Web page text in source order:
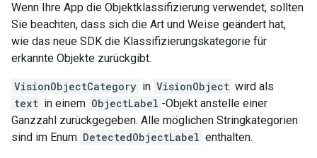
Wenn Ihre App die Objektklassifizierung verwendet, sollten
Sie beachten, dass sich die Art und Weise geändert hat,
wie das neue SDK die Klassifizierungskategorie für
erkannte Objekte zurückgibt.
VisionObjectCategory in VisionObject wird als
text in einem ObjectLabel -Objekt anstelle einer
Ganzzahl zurückgegeben. Alle möglichen Stringkategorien
sind im Enum DetectedObjectLabel enthalten.